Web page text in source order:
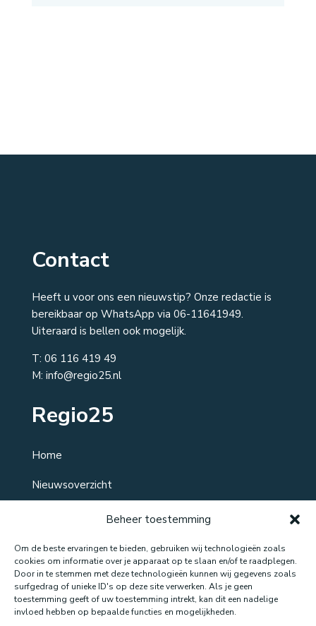
Beheer toestemming
Om de beste ervaringen te bieden, gebruiken wij technologieën zoals
cookies om informatie over je apparaat op te slaan en/of te raadplegen.
Door in te stemmen met deze technologieën kunnen wij gegevens zoals
surfgedrag of unieke ID's op deze site verwerken. Als je geen
toestemming geeft of uw toestemming intrekt, kan dit een nadelige
invloed hebben op bepaalde functies en mogelijkheden.
Contact
Heeft u voor ons een nieuwstip? Onze redactie is
bereikbaar op WhatsApp via 06-11641949.
Uiteraard is bellen ook mogelijk.
T: 06 116 419 49
M: info@regio25.nl
Regio25
Home
Nieuwsoverzicht
Contact
Website gemaakt door: LOEQ